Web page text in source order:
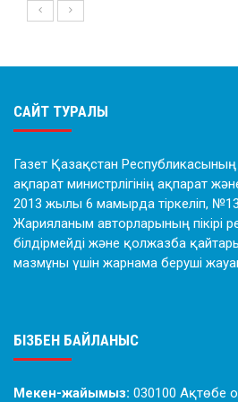
САЙТ ТУРАЛЫ
Газет Қазақстан
ақпарат министрлігінің ақпарат
2013 жылы 6 мамырда тіркеліп,
Жарияланым авторларының пікірі
білдірмейді және қолжазба
мазмұны үшін жарнама беруші
БІЗБЕН БАЙЛАНЫС
Мекен-жайымыз: 030100 Ақтөбе